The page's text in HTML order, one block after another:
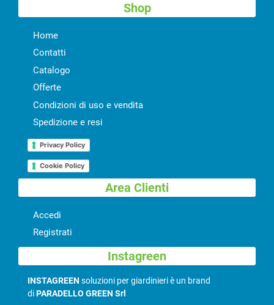
Shop
Home
Contatti
Catalogo
Offerte
Condizioni di uso e vendita
Spedizione e resi
Privacy Policy
Cookie Policy
Area Clienti
Accedi
Registrati
Instagreen
INSTAGREEN soluzioni per giardinieri è un brand
diPARADELLO GREEN Srl